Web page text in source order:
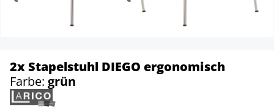
2x Stapelstuhl DIEGO ergonomisch
Farbe: grün